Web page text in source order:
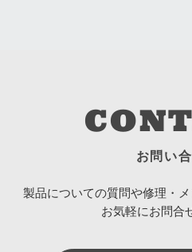
お問い
製品についての質問や修理・
お気軽にお問合